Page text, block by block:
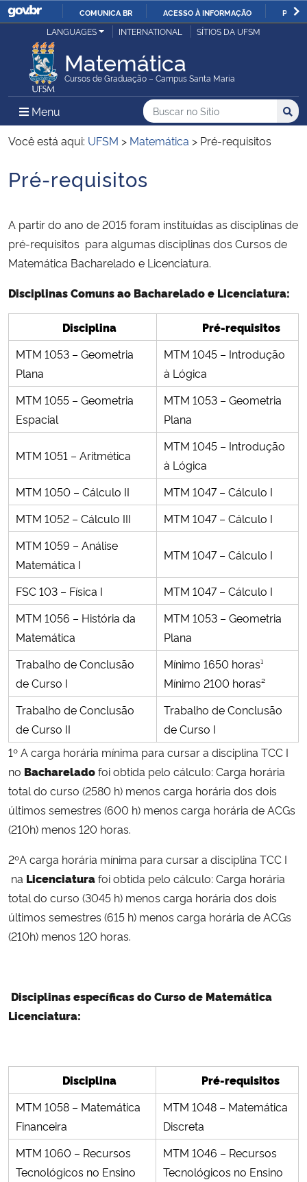
IR
O
COMUNICA BR ACESSO À INFORMAÇÃO
Ministério da Justiça e Segurança Pública
Ministério da Defesa
Ministério das Relações Exteriores
Ministério da Economia
Ministério da Agricultura, Pecuária e Abastecimento
Ministério da Saúde
Ministério da Ciência, Tecnologia, Inovações e Comunicações
Ministério do Meio Ambiente
Ministério do Turismo
Controladoria-Geral da União
Secretaria-Geral
Secretaria de Governo
Gabinete de Segurança Institucional
Advocacia-Geral da União
Banco Central do Brasil
Planalto
LANGUAGES INTERNATIONAL SÍTIOS DA UFSM
Matemática
Cursos de Graduação – Campus Santa Maria
Menu Menu Principal do Sítio
Busca
Buscar no no Sítio
Busca:
Você está aqui: UFSM > Matemática > Pré-requisitos
Início do conteúdo
Pré-requisitos
A partir do ano de 2015 foram instituídas as disciplinas de
pré-requisitos para algumas disciplinas dos Cursos de
Matemática Bacharelado e Licenciatura.
Disciplinas Comuns ao Bacharelado e Licenciatura:
Disciplina
Pré-requisitos
MTM 1053 – Geometria
Plana
MTM 1045 – Introdução
à Lógica
MTM 1055 – Geometria
Espacial
MTM 1053 – Geometria
Plana
MTM 1051 – Aritmética
MTM 1045 – Introdução
à Lógica
MTM 1050 – Cálculo II
MTM 1047 – Cálculo I
MTM 1052 – Cálculo III
MTM 1047 – Cálculo I
MTM 1059 – Análise
Matemática I
MTM 1047 – Cálculo I
FSC 103 – Física I
MTM 1047 – Cálculo I
MTM 1056 – História da
Matemática
MTM 1053 – Geometria
Plana
Trabalho de Conclusão
de Curso I
Mínimo 1650 horas¹
Mínimo 2100 horas²
Trabalho de Conclusão
de Curso II
Trabalho de Conclusão
de Curso I
1º A carga horária mínima para cursar a disciplina TCC I
no Bachareladofoi obtida pelo cálculo: Carga horária
total do curso (2580 h) menos carga horária dos dois
últimos semestres (600 h) menos carga horária de ACGs
(210h) menos 120 horas.
2ºA carga horária mínima para cursar a disciplina TCC I
na Licenciaturafoi obtida pelo cálculo: Carga horária
total do curso (3045 h) menos carga horária dos dois
últimos semestres (615 h) menos carga horária de ACGs
(210h) menos 120 horas.
Disciplinas específicas do Curso de Matemática
Licenciatura:
Disciplina
Pré-requisitos
MTM 1058 – Matemática
Financeira
MTM 1048 – Matemática
Discreta
MTM 1060 – Recursos
Tecnológicos no Ensino
MTM 1046 – Recursos
Tecnológicos no Ensino